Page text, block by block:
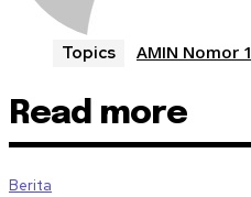
Topics AMIN Nomor 1
Read more
Berita